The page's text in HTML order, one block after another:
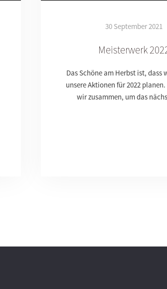
30 September 2021
Meisterwerk
Das Schöne am Herbst ist, dass
unsere Aktionen für 2022
wir zusammen, um das